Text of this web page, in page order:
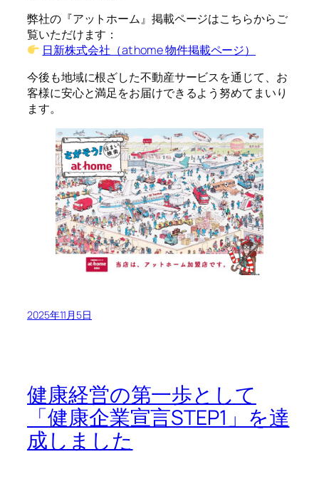
弊社の『アットホーム』掲載ページはこちらからご
覧いただけます：
日新株式会社（at home 物件掲載ページ）
今後も地域に根ざした不動産サービスを通じて、お
客様に安心と満足をお届けできるよう努めてまいり
ます。
2025年11月5日
健康経営の第一歩として
「健康企業宣言STEP1」を達
成しました